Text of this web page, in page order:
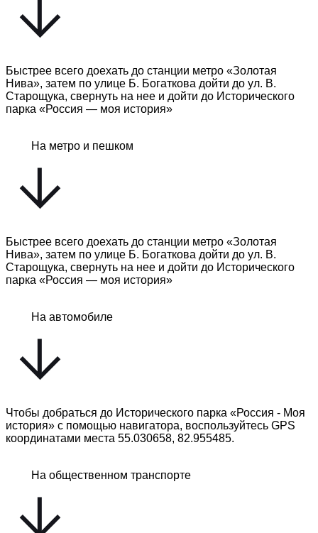
Быстрее всего доехать до станции метро «Золотая
Нива», затем по улице Б. Богаткова дойти до ул. В.
Старощука, свернуть на нее и дойти до Исторического
парка «Россия — моя история»
На метро и пешком
Быстрее всего доехать до станции метро «Золотая
Нива», затем по улице Б. Богаткова дойти до ул. В.
Старощука, свернуть на нее и дойти до Исторического
парка «Россия — моя история»
На автомобиле
Чтобы добраться до Исторического парка «Россия - Моя
история» с помощью навигатора, воспользуйтесь GPS
координатами места 55.030658, 82.955485.
На общественном транспорте